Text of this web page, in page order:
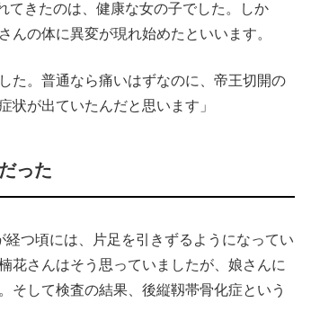
きたのは、健康な女の子でした。しか
んの体に異変が現れ始めたといいます。
た。普通なら痛いはずなのに、帝王切開の
状が出ていたんだと思います」
った
つ頃には、片足を引きずるようになってい
さんはそう思っていましたが、娘さんに
そして検査の結果、後縦靱帯骨化症という